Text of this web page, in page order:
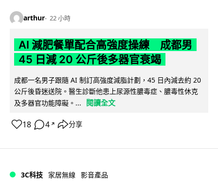
arthur 22 小時
AI 減肥餐單配合高強度操練 成都男
45 日減 20 公斤後多器官衰竭
成都一名男子跟隨 AI 制訂高強度減脂計劃，45 日內減去約 20
公斤後昏迷送院。醫生診斷他患上尿源性膿毒症、膿毒性休克
及多器官功能障礙。...
閱讀全文
18 4 ↗ 分享
3C科技 家居無線 影音產品